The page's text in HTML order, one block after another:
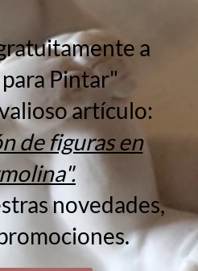
a
Pintar"
artículo:
de figuras en
novedades,